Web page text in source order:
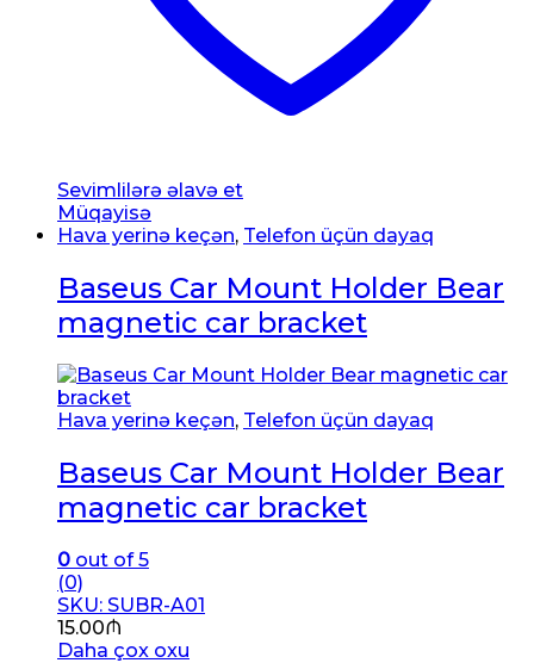
Sevimlilərə əlavə et
Müqayisə
Hava yerinə keçən, Telefon üçün dayaq
Baseus Car Mount Holder Bear
magnetic car bracket
Hava yerinə keçən, Telefon üçün dayaq
Baseus Car Mount Holder Bear
magnetic car bracket
0 out of 5
(0)
SKU: SUBR-A01
15.00₼
Daha çox oxu